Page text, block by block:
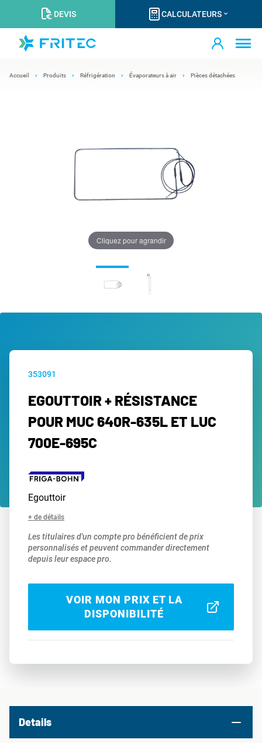
DEVIS CALCULATEURS
Accueil Produits Réfrigération Évaporateurs à air Pièces détachées
Cliquez pour agrandir
353091
EGOUTTOIR + RÉSISTANCE
POUR MUC 640R-635L ET LUC
700E-695C
Egouttoir
+ de détails
Les titulaires d'un compte pro bénéficient de prix
personnalisés et peuvent commander directement
depuis leur espace pro.
VOIR MON PRIX ET LA
DISPONIBILITÉ
Details